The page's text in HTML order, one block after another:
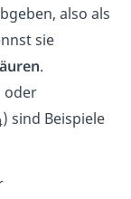
also als
sie
.
oder
) sind Beispiele